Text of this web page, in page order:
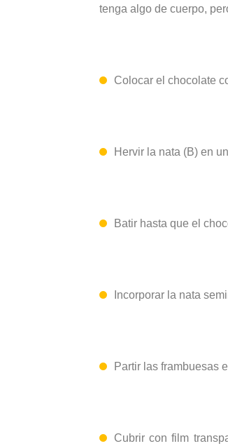
tenga algo de cuerpo,
Colocar el chocolate
Hervir la nata (B) en un
Batir hasta que el
Incorporar la nata
Partir las frambuesas
Cubrir con film